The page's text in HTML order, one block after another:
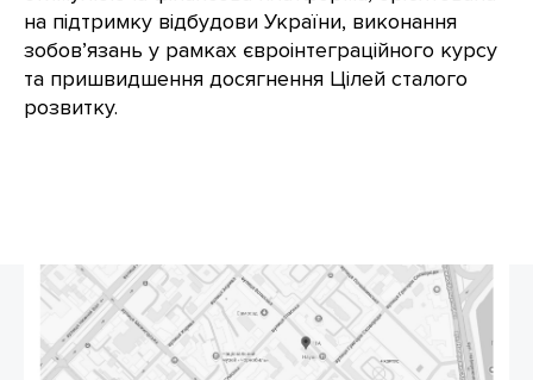
на підтримку відбудови України, виконання
зобов’язань у рамках євроінтеграційного курсу
та пришвидшення досягнення Цілей сталого
розвитку.